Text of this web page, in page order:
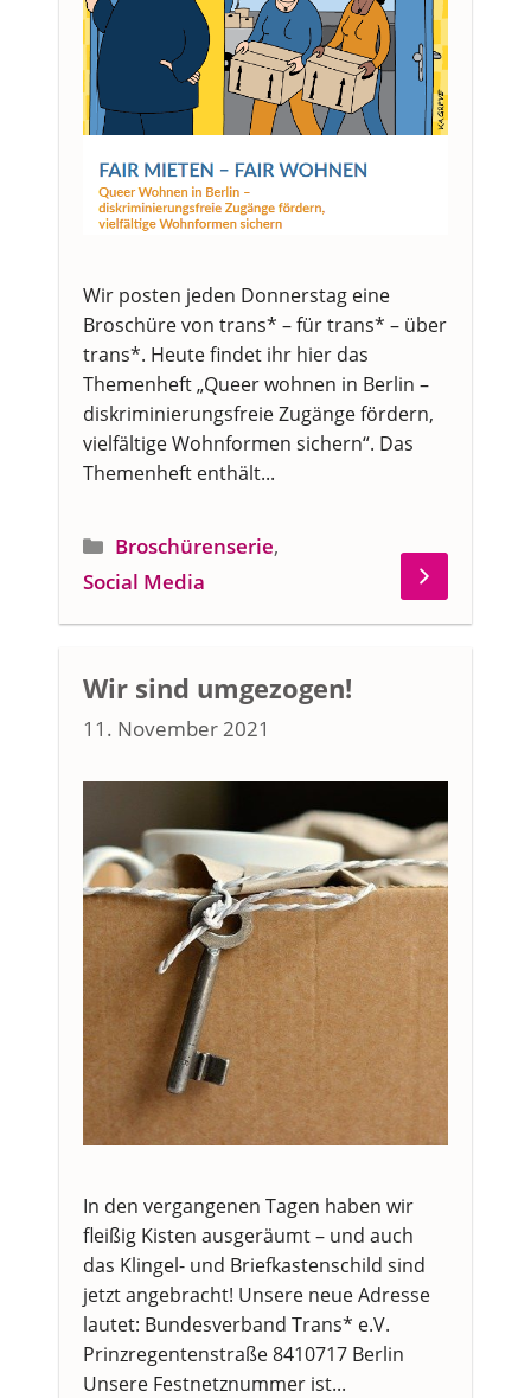
Wir posten jeden Donnerstag eine
Broschüre von trans* – für trans* – über
trans*. Heute findet ihr hier das
Themenheft „Queer wohnen in Berlin –
diskriminierungsfreie Zugänge fördern,
vielfältige Wohnformen sichern“. Das
Themenheft enthält...
Kategorien
Broschürenserie,
Social Media
Wir sind umgezogen!
11. November 2021
In den vergangenen Tagen haben wir
fleißig Kisten ausgeräumt – und auch
das Klingel- und Briefkastenschild sind
jetzt angebracht! Unsere neue Adresse
lautet: Bundesverband Trans* e.V.
Prinzregentenstraße 8410717 Berlin
Unsere Festnetznummer ist...